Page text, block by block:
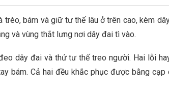
trèo, bám và giữ tư thế lâu ở trên cao, kèm
và vùng thắt lưng nơi dây đai tì vào.
dây đai và thử tư thế treo người. Hai lỗi
bám. Cả hai đều khắc phục được bằng cạp